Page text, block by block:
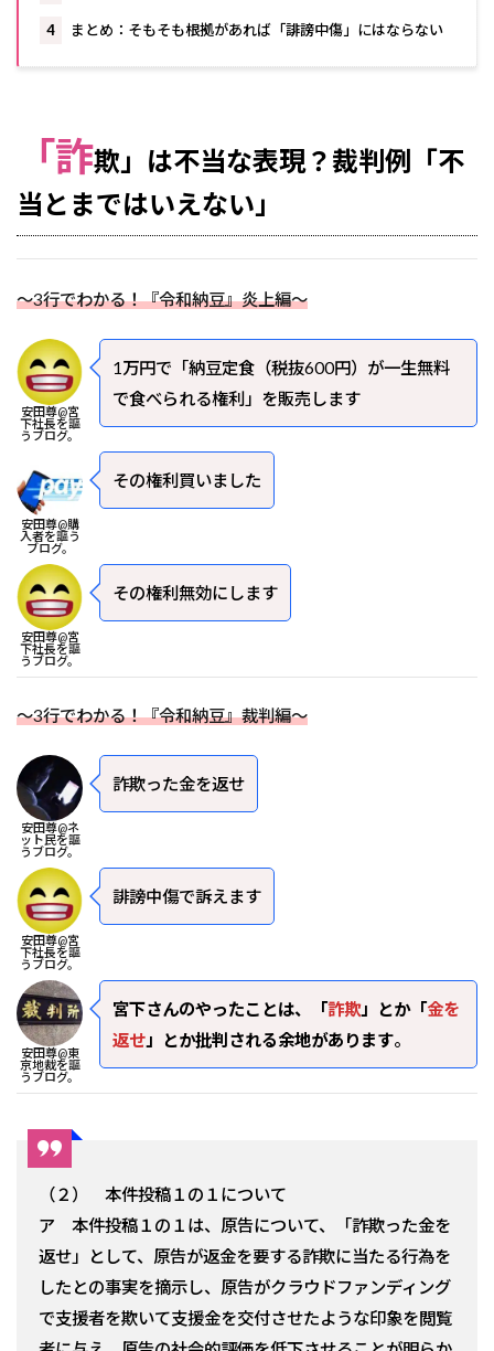
4 まとめ：そもそも根拠があれば「誹謗中傷」にはならない
「詐欺」は不当な表現？裁判例「不
当とまではいえない」
～3行でわかる！『令和納豆』炎上編～
安田尊@宮
下社長を謳
うブログ。
1万円で「納豆定食（税抜600円）が一生無料
で食べられる権利」を販売します
安田尊@購
入者を謳う
ブログ。
その権利買いました
安田尊@宮
下社長を謳
うブログ。
その権利無効にします
～3行でわかる！『令和納豆』裁判編～
安田尊@ネ
ット民を謳
うブログ。
詐欺った金を返せ
安田尊@宮
下社長を謳
うブログ。
誹謗中傷で訴えます
安田尊@東
京地裁を謳
うブログ。
宮下さんのやったことは、「詐欺」とか「金を
返せ 」とか批判される余地があります。
（２） 本件投稿１の１について
ア 本件投稿１の１は、原告について、「詐欺った金を
返せ」として、原告が返金を要する詐欺に当たる行為を
したとの事実を摘示し、原告がクラウドファンディング
で支援者を欺いて支援金を交付させたような印象を閲覧